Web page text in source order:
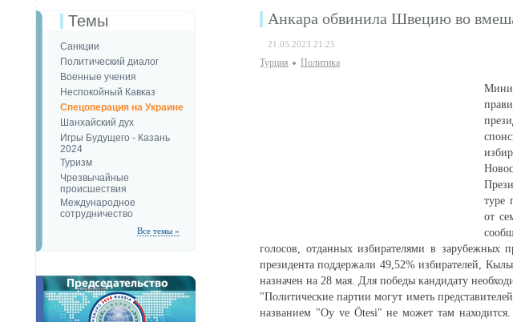
Темы
Санкции
Политический диалог
Военные учения
Неспокойный Кавказ
Спецоперация на Украине
Шанхайский дух
Игры Будущего - Казань
2024
Туризм
Чрезвычайные
происшествия
Международное
сотрудничество
Все темы »
Анкара обвинила Швецию во
21.05.2023 21:25
Турция Политика
туре
от
голосов, отданных избирателями в зарубежных
президента поддержали 49,52% избирателей,
назначен на 28 мая. Для победы кандидату
"Политические партии могут иметь
названием "Oy ve Ötesi" не может там